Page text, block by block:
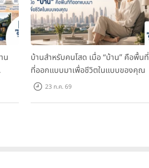
น
บ้านสำหรับคนโสด เมื่อ “บ้าน” คือพื้นที่
ที่ออกแบบมาเพื่อชีวิตในแบบของคุณ
23 ก.ค. 69